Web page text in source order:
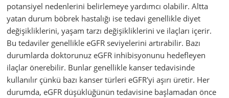
potansiyel nedenlerini belirlemeye yardımcı olabilir. Altta
yatan durum böbrek hastalığı ise tedavi genellikle diyet
değişikliklerini, yaşam tarzı değişikliklerini ve ilaçları içerir.
Bu tedaviler genellikle eGFR seviyelerini artırabilir. Bazı
durumlarda doktorunuz eGFR inhibisyonunu hedefleyen
ilaçlar önerebilir. Bunlar genellikle kanser tedavisinde
kullanılır çünkü bazı kanser türleri eGFR'yi aşırı üretir. Her
durumda, eGFR düşüklüğünün tedavisine başlamadan önce